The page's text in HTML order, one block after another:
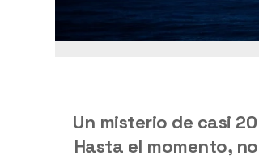
Un misterio de casi
Hasta el momento,